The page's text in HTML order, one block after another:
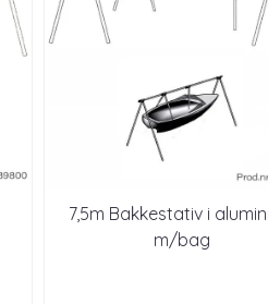
7,5m Bakkestativ i
m/bag